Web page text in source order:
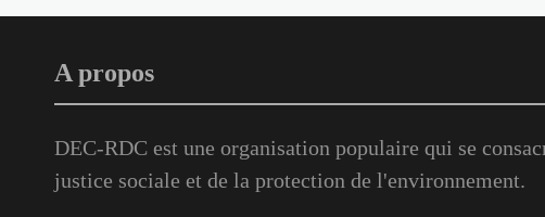
A propos
DEC-RDC est une organisation populaire qui se
justice sociale et de la protection de l'environnement.